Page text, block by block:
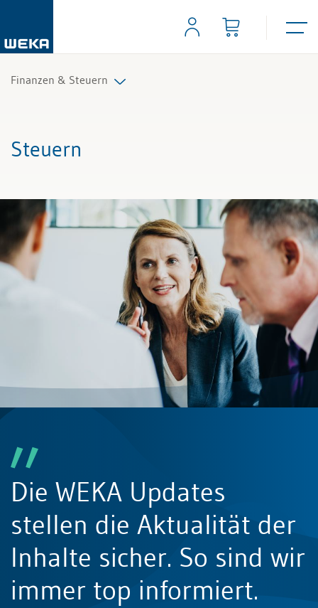
Finanzen & Steuern
IKS und Risikomanagement
Mahnwesen und Inkasso
Mehrwertsteuer
Rechnungslegung und Berichterstattung
Steuern
Steuern
Die WEKA Updates
stellen die Aktualität der
Inhalte sicher. So sind wir
immer top informiert.